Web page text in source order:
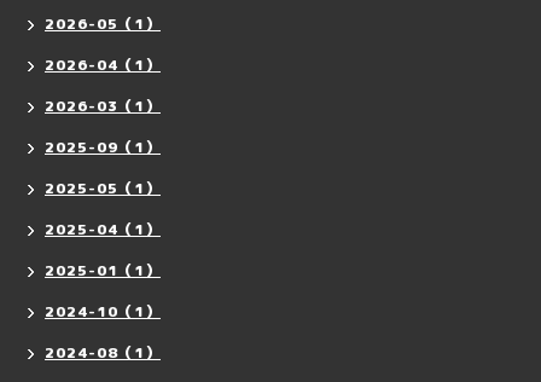
2026-05（1）
2026-04（1）
2026-03（1）
2025-09（1）
2025-05（1）
2025-04（1）
2025-01（1）
2024-10（1）
2024-08（1）